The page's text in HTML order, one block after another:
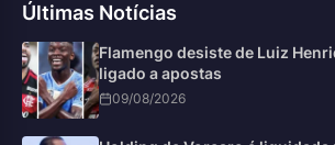
Últimas Notícias
Flamengo desiste de Luiz
ligado a apostas
09/08/2026